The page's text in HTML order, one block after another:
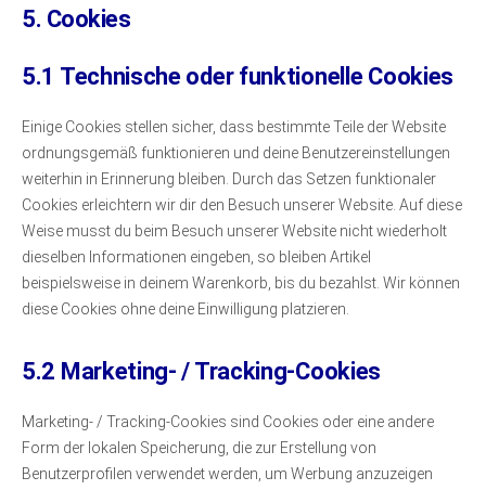
5. Cookies
5.1 Technische oder funktionelle Cookies
Einige Cookies stellen sicher, dass bestimmte Teile der Website
ordnungsgemäß funktionieren und deine Benutzereinstellungen
weiterhin in Erinnerung bleiben. Durch das Setzen funktionaler
Cookies erleichtern wir dir den Besuch unserer Website. Auf diese
Weise musst du beim Besuch unserer Website nicht wiederholt
dieselben Informationen eingeben, so bleiben Artikel
beispielsweise in deinem Warenkorb, bis du bezahlst. Wir können
diese Cookies ohne deine Einwilligung platzieren.
5.2 Marketing- / Tracking-Cookies
Marketing- / Tracking-Cookies sind Cookies oder eine andere
Form der lokalen Speicherung, die zur Erstellung von
Benutzerprofilen verwendet werden, um Werbung anzuzeigen